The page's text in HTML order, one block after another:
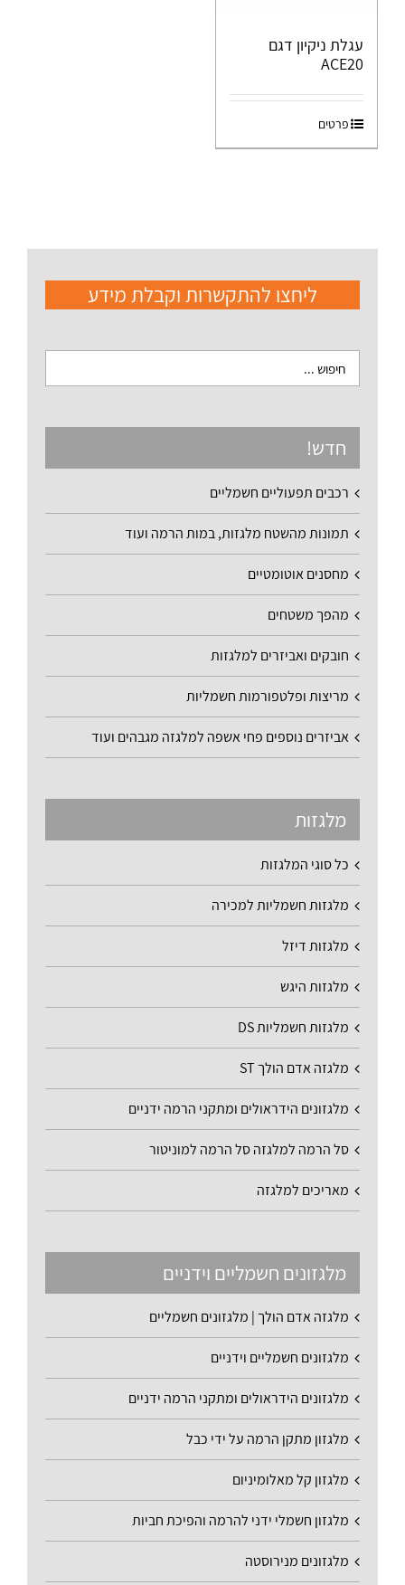
עגלת ניקיון דגם
ACE20
פרטים
ליחצו להתקשרות וקבלת מידע
חדש!
רכבים תפעוליים חשמליים
תמונות מהשטח מלגזות, במות הרמה ועוד
מחסנים אוטומטיים
מהפך משטחים
חובקים ואביזרים למלגזות
מריצות ופלטפורמות חשמליות
אביזרים נוספים פחי אשפה למלגזה מגבהים ועוד
מלגזות
כל סוגי המלגזות
מלגזות חשמליות למכירה
מלגזות דיזל
מלגזות היגש
מלגזות חשמליות DS
מלגזה אדם הולך ST
מלגזונים הידראולים ומתקני הרמה ידניים
סל הרמה למלגזה סל הרמה למוניטור
מאריכים למלגזה
מלגזונים חשמליים וידניים
מלגזה אדם הולך | מלגזונים חשמליים
מלגזונים חשמליים וידניים
מלגזונים הידראולים ומתקני הרמה ידניים
מלגזון מתקן הרמה על ידי כבל
מלגזון קל מאלומיניום
מלגזון חשמלי ידני להרמה והפיכת חביות
מלגזונים מנירוסטה